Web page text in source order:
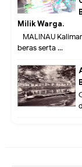
Milik Warga.
MALINAU
beras serta ...